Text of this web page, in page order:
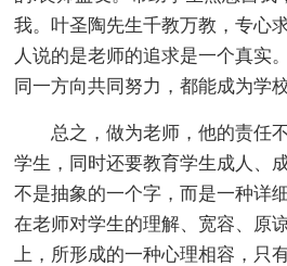
我。叶圣陶先生千教万教，专心
人说的是老师的追求是一个真实
同一方向共同努力，都能成为学
总之，做为老师，他的责任不
学生，同时还要教育学生成人、
不是抽象的一个字，而是一种详
在老师对学生的理解、宽容、原
上，所形成的一种心理相容，只